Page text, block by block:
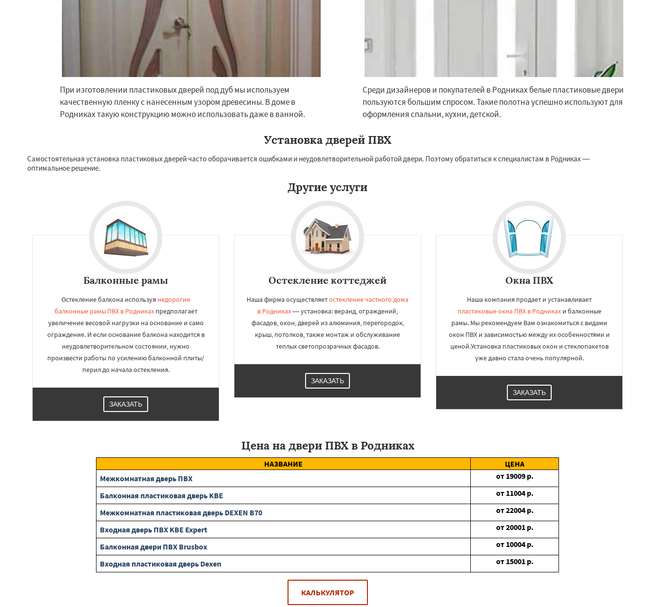
При изготовлении пластиковых дверей под дуб мы используем
качественную пленку с нанесенным узором древесины. В доме в
Родниках такую конструкцию можно использовать даже в ванной.
Среди дизайнеров и покупателей в Родниках белые пластиковые двери
пользуются большим спросом. Такие полотна успешно используют для
оформления спальни, кухни, детской.
Установка дверей ПВХ
Самостоятельная установка пластиковых дверей часто оборачивается ошибками и неудовлетворительной работой двери. Поэтому обратиться к специалистам в Родниках —
оптимальное решение.
Другие услуги
Балконные рамы
Остекление балкона используя недорогие
балконные рамы ПВХ в Родникахпредполагает
увеличение весовой нагрузки на основание и само
ограждение. И если основание балкона находится в
неудовлетворительном состоянии, нужно
произвести работы по усилению балконной плиты/
перил до начала остекления.
ЗАКАЗАТЬ
Остекление коттеджей
Наша фирма осуществляетостекление частного дома
в Родниках— установка: веранд, ограждений,
фасадов, окон, дверей из алюминия, перегородок,
крыш, потолков, также монтаж и обслуживание
теплых светопрозрачных фасадов.
ЗАКАЗАТЬ
Окна ПВХ
Наша компания продает и устанавливает
пластиковые окна ПВХ в Родникахи балконные
рамы. Мы рекомендуем Вам ознакомиться с видами
окон ПВХ и зависимостью между их особенностями и
ценой.Установка пластиковых окон и стеклопакетов
уже давно стала очень популярной.
ЗАКАЗАТЬ
Цена на двери ПВХ в Родниках
НАЗВАНИЕ
ЦЕНА
Межкомнатная дверь ПВХ
от 19009 р.
Балконная пластиковая дверь KBE
от 11004 р.
Межкомнатная пластиковая дверь DEXEN B70
от22004 р.
Входная дверь ПВХ KBE Expert
от20001 р.
Балконная двери ПВХ Brusbox
от 10004 р.
Входная пластиковая дверь Dexen
от 15001 р.
КАЛЬКУЛЯТОР